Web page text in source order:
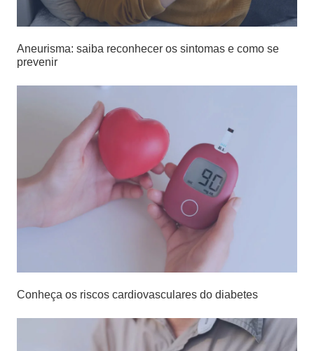
Aneurisma: saiba reconhecer os sintomas e como se
prevenir
Conheça os riscos cardiovasculares do diabetes